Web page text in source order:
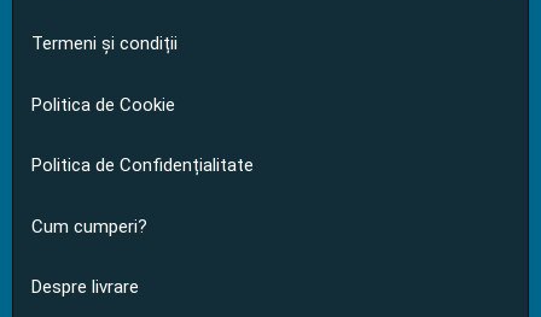
Termeni și condiții
Politica de Cookie
Politica de Confidențialitate
Cum cumperi?
Despre livrare